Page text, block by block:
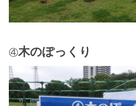
④木のぽっくり